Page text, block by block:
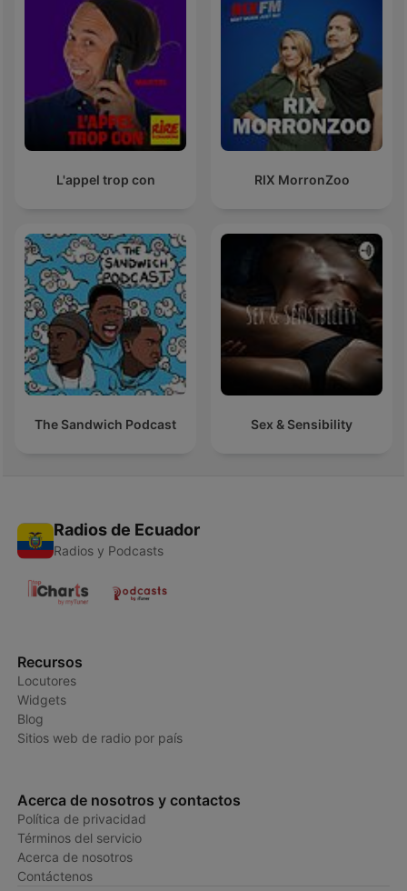
L'appel trop con RIX MorronZoo
The Sandwich Podcast Sex & Sensibility
Radios de Ecuador
Radios y Podcasts
Recursos
Locutores
Widgets
Blog
Sitios web de radio por país
Acerca de nosotros y contactos
Política de privacidad
Términos del servicio
Acerca de nosotros
Contáctenos